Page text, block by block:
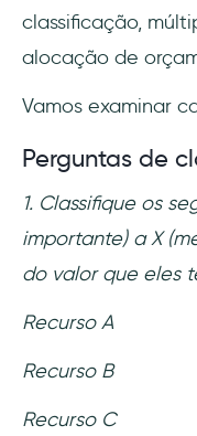
classificação,
alocação de
Vamos examinar
Perguntas de
1. Classifique os
importante) a X
do valor que eles
Recurso A
Recurso B
Recurso C